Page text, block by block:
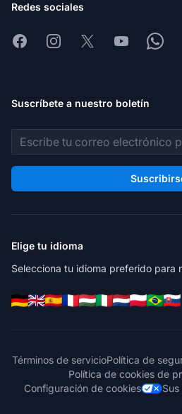
Redes sociales
FacebookInstagram
X Youtube
Suscríbete a nuestro boletín
Dirección de correo electrónico
Elige tu idioma
Selecciona tu idioma preferido para
Términos de servicioPolítica de
Política de cookies de
Configuración de cookies
Sus